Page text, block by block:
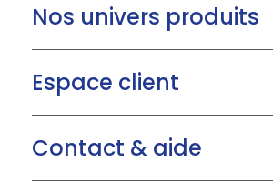
Nos univers produits
Espace client
Contact & aide